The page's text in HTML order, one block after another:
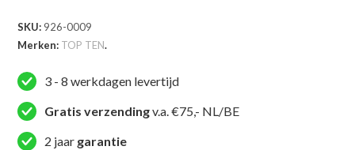
SKU: 926-0009
Merken: TOP TEN.
3 - 8 werkdagen levertijd
Gratis verzendingv.a. €75,- NL/BE
2 jaar garantie